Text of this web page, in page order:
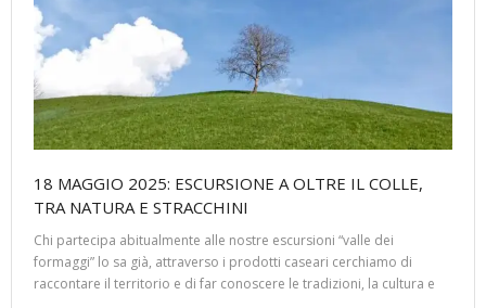
18 MAGGIO 2025: ESCURSIONE A OLTRE IL COLLE,
TRA NATURA E STRACCHINI
Chi partecipa abitualmente alle nostre escursioni “valle dei
formaggi” lo sa già, attraverso i prodotti caseari cerchiamo di
raccontare il territorio e di far conoscere le tradizioni, la cultura e